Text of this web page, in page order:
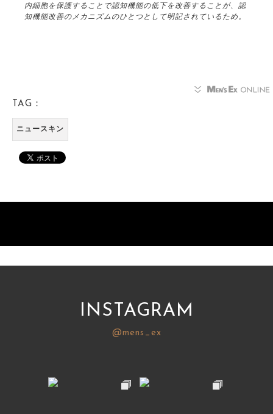
内細胞を保護することで認知機能の低下を改善することが、認
知機能改善のメカニズムのひとつとして明記されているため。
TAG：
ニュースキン
INSTAGRAM
@mens_ex